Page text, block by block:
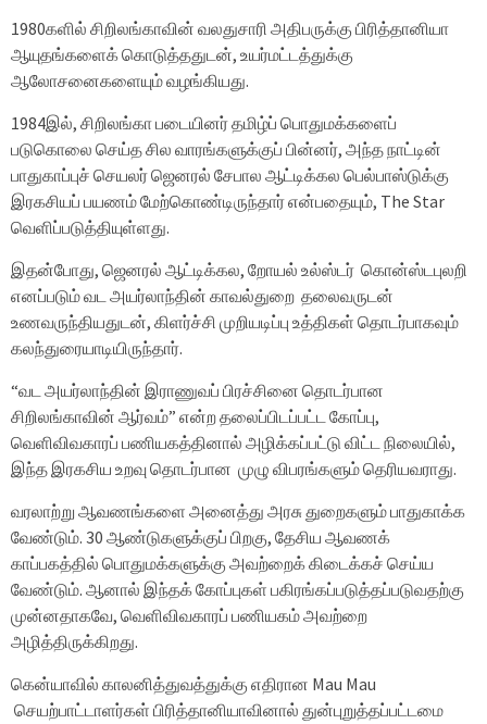
1980களில் சிறிலங்காவின் வலதுசாரி அதிபருக்கு பிரித்தானியா
ஆயுதங்களைக் கொடுத்ததுடன், உயர்மட்டத்துக்கு
ஆலோசனைகளையும் வழங்கியது.
1984இல், சிறிலங்கா படையினர் தமிழ்ப் பொதுமக்களைப்
படுகொலை செய்த சில வாரங்களுக்குப் பின்னர், அந்த நாட்டின்
பாதுகாப்புச் செயலர் ஜெனரல் சேபால ஆட்டிக்கல பெல்பாஸ்டுக்கு
இரகசியப் பயணம் மேற்கொண்டிருந்தார் என்பதையும், The Star
வெளிப்படுத்தியுள்ளது.
இதன்போது, ஜெனரல் ஆட்டிக்கல, றோயல் உல்ஸ்டர் கொன்ஸ்டபுலறி
எனப்படும் வட அயர்லாந்தின் காவல்துறை தலைவருடன்
உணவருந்தியதுடன், கிளர்ச்சி முறியடிப்பு உத்திகள் தொடர்பாகவும்
கலந்துரையாடியிருந்தார்.
“வட அயர்லாந்தின் இராணுவப் பிரச்சினை தொடர்பான
சிறிலங்காவின் ஆர்வம்” என்ற தலைப்பிடப்பட்ட கோப்பு,
வெளிவிவகாரப் பணியகத்தினால் அழிக்கப்பட்டு விட்ட நிலையில்,
இந்த இரகசிய உறவு தொடர்பான முழு விபரங்களும் தெரியவராது.
வரலாற்று ஆவணங்களை அனைத்து அரசு துறைகளும் பாதுகாக்க
வேண்டும். 30 ஆண்டுகளுக்குப் பிறகு, தேசிய ஆவணக்
காப்பகத்தில் பொதுமக்களுக்கு அவற்றைக் கிடைக்கச் செய்ய
வேண்டும். ஆனால் இந்தக் கோப்புகள் பகிரங்கப்படுத்தப்படுவதற்கு
முன்னதாகவே, வெளிவிவகாரப் பணியகம் அவற்றை
அழித்திருக்கிறது.
கென்யாவில் காலனித்துவத்துக்கு எதிரான Mau Mau
செயற்பாட்டாளர்கள் பிரித்தானியாவினால் துன்புறுத்தப்பட்டமை